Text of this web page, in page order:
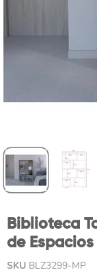
Biblioteca
de
SKU BLZ3299-MP